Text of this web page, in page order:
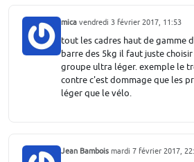
mica vendredi 3 février 2017, 11:53
tout les cadres haut de gamme
barre des 5kg il faut juste
groupe ultra léger. exemple le
contre c'est dommage que les
léger que le vélo.
Jean Bambois mardi 7 février 2017,